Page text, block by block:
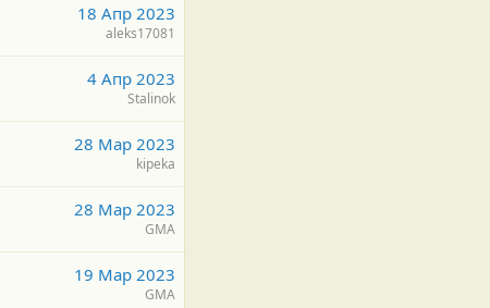
18 Апр 2023
aleks17081
4 Апр 2023
Stalinok
28 Мар 2023
kipeka
28 Мар 2023
GMA
19 Мар 2023
GMA